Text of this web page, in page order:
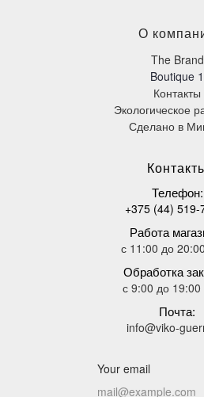
О
The Brand
Boutique 1
Контакты
Экологическое
Сделано в
К
Телефон:
+375 (44) 519-
Работа
с 11:00 до
Обработка
с 9:00 до 19:00
Почта:
info@viko-
Your email